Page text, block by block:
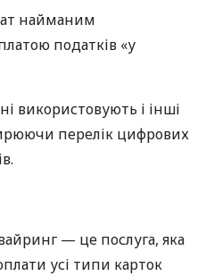
найманим
податків «у
використовують і інші
перелік цифрових
— це послуга, яка
усі типи карток